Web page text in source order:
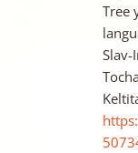
Tree
Slav-